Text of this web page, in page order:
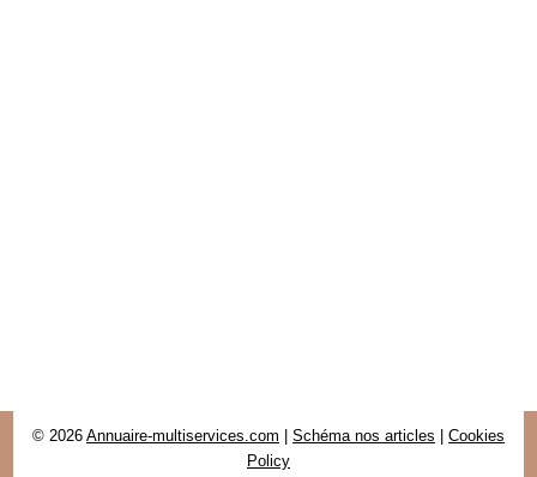
© 2026 Annuaire-multiservices.com | Schéma nos articles | Cookies
Policy